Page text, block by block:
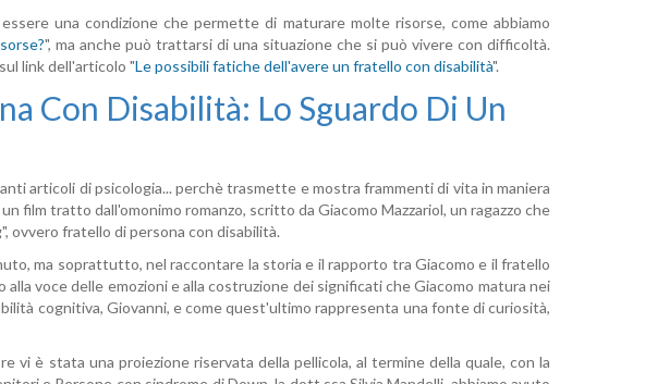
una condizione che permette di maturare molte risorse, come abbiamo
", ma anche può trattarsi di una situazione che si può vivere con difficoltà.
link dell'articolo "Le possibili fatiche dell'avere un fratello con disabilità".
Con Disabilità: Lo Sguardo Di Un
articoli di psicologia... perchè trasmette e mostra frammenti di vita in maniera
un film tratto dall'omonimo romanzo, scritto da Giacomo Mazzariol, un ragazzo che
ovvero fratello di persona con disabilità.
ma soprattutto, nel raccontare la storia e il rapporto tra Giacomo e il fratello
alla voce delle emozioni e alla costruzione dei significati che Giacomo matura nei
cognitiva, Giovanni, e come quest'ultimo rappresenta una fonte di curiosità,
vi è stata una proiezione riservata della pellicola, al termine della quale, con la